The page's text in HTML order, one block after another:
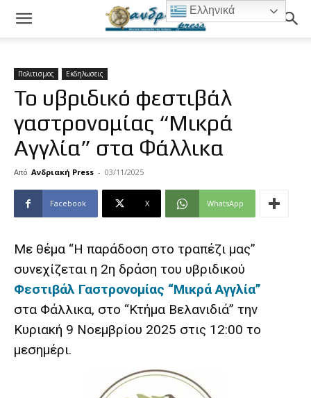
Πολιτισμος Εκδηλωσεις
Το υβριδικό φεστιβάλ
γαστρονομίας “Μικρά
Αγγλία” στα Φάλλικα
Από Ανδριακή Press - 03/11/2025
Facebook X WhatsApp
Με θέμα “Η παράδοση στο τραπέζι μας”
συνεχίζεται η 2η δράση του υβριδικού
Φεστιβάλ Γαστρονομίας “Μικρά Αγγλία”
στα Φάλλικα, στο “Κτήμα Βελανιδιά” την
Κυριακή 9 Νοεμβρίου 2025 στις 12:00 το
μεσημέρι.
Ελληνικά